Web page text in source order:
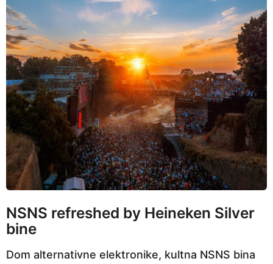
NSNS refreshed by Heineken Silver
bine
Dom alternativne elektronike, kultna NSNS bina